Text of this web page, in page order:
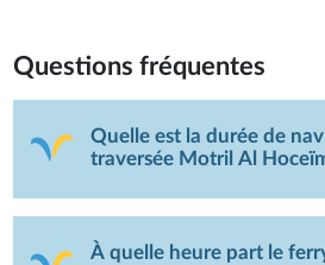
Questions fréquentes
Quelle est la durée de
traversée Motril Al
À quelle heure part le